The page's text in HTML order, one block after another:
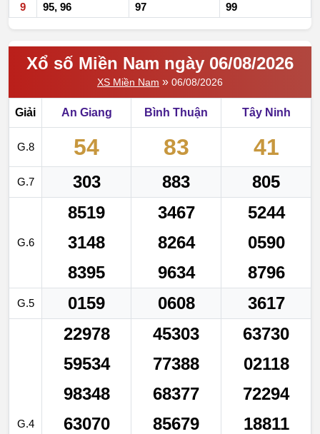
9
95, 96 97 99
Xổ số Miền Nam ngày 06/08/2026
XS Miền Nam » 06/08/2026
Giải An Giang Bình Thuận Tây Ninh
G.8 54 83 41
G.7 303 883 805
G.6
8519 3467
5244
3148
8264
0590
8395
9634 8796
G.5 0159 0608 3617
G.4
22978 45303
63730
59534
77388
02118
98348
68377
72294
63070
85679
18811